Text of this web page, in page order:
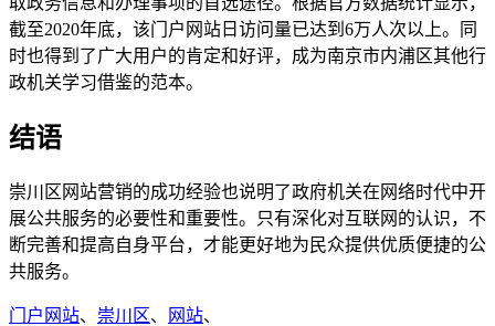
截至2020年底，该门户网站日访问量已达到6万人次以上。同
时也得到了广大用户的肯定和好评，成为南京市内浦区其他行
政机关学习借鉴的范本。
结语
崇川区网站营销的成功经验也说明了政府机关在网络时代中开
展公共服务的必要性和重要性。只有深化对互联网的认识，不
断完善和提高自身平台，才能更好地为民众提供优质便捷的公
共服务。
门户网站、 崇川区、 网站、